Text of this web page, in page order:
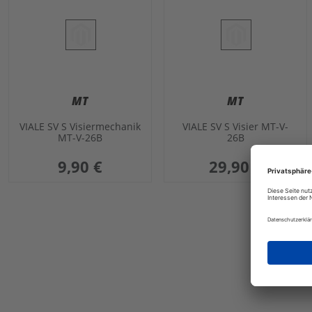
MT
VIALE SV S Visiermechanik
MT-V-26B
9,90 €
MT
VIALE SV S Visier MT-V-
26B
29,90 €